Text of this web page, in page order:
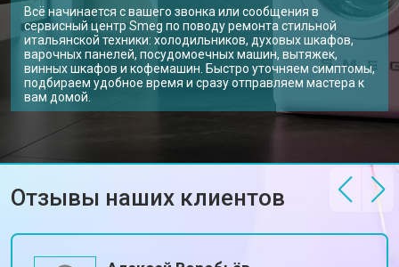
Замена амортизаторов от 2000 ₽ Заказать
Замена подшипников от 2800 ₽ Заказать
Замена мотора стиральной машины
Smeg
от 3800 ₽ Заказать
Ремонт/замена датчика
температуры
от 2200 ₽ Заказать
Замена ТЭН стиральной машины
Smeg
Замена блока управления от 3600 ₽ Заказать
Замена заливного шланга от 2150 ₽
Всё начинается с вашего звонка или сообщения в
сервисный центр Smeg по поводу ремонта стильной
итальянской техники: холодильников, духовых шкафов,
варочных панелей, посудомоечных машин, вытяжек,
винных шкафов и кофемашин. Быстро уточняем симптомы,
подбираем удобное время и сразу отправляем мастера к
вам домой.
Отзывы наших клиентов